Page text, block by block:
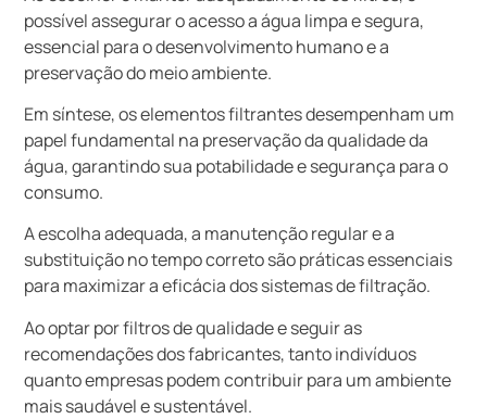
possível assegurar o acesso a água limpa e segura,
essencial para o desenvolvimento humano e a
preservação do meio ambiente.
Em síntese, os elementos filtrantes desempenham um
papel fundamental na preservação da qualidade da
água, garantindo sua potabilidade e segurança para o
consumo.
A escolha adequada, a manutenção regular e a
substituição no tempo correto são práticas essenciais
para maximizar a eficácia dos sistemas de filtração.
Ao optar por filtros de qualidade e seguir as
recomendações dos fabricantes, tanto indivíduos
quanto empresas podem contribuir para um ambiente
mais saudável e sustentável.